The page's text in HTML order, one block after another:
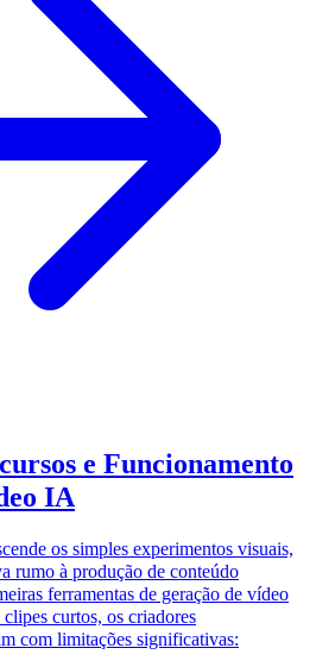
e Funcionamento
IA
os simples experimentos visuais,
rumo à produção de conteúdo
ferramentas de geração de vídeo
curtos, os criadores
com limitações significativas: